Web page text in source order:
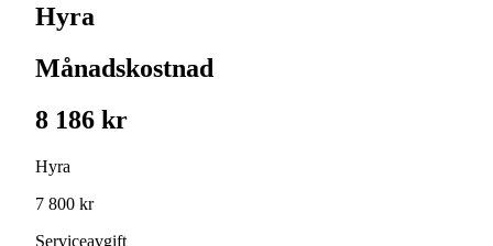
Hyra
Månadskostnad
8 186 kr
Hyra
7 800 kr
Serviceavgift